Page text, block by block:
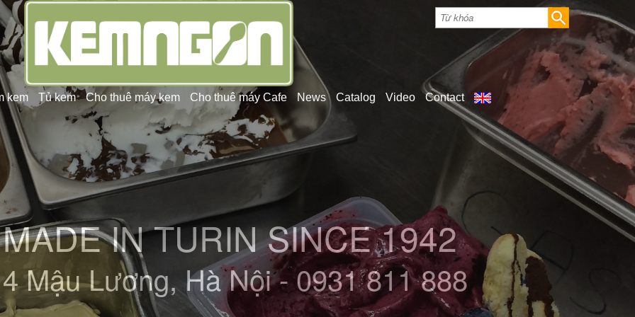
kem Tủ kem Cho thuê máy kem Cho thuê máy Cafe News Catalog Video Contact
NGON - KEM Ý TẠI HÀ NỘI
Mậu Lương, Hà Nội - 0931 811 888